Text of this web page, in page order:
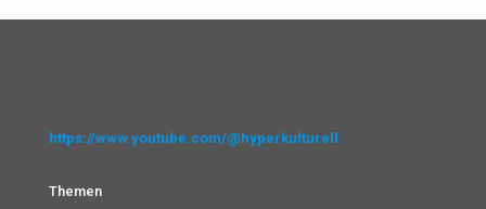
https://www.youtube.com/@hyperkulturell
Themen